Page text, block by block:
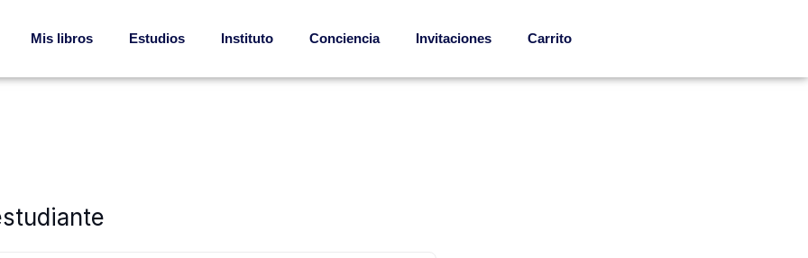
Mis libros Estudios Instituto Conciencia Invitaciones Carrito